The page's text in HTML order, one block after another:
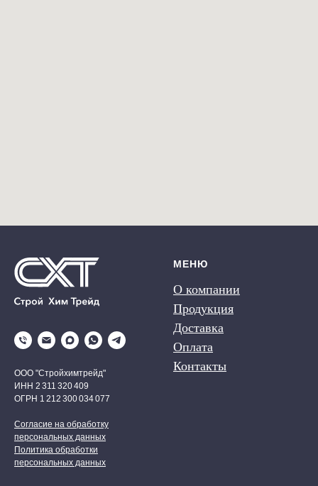
ООО "Стройхимтрейд"
ИНН 2 311 320 409
ОГРН 1 212 300 034 077
Согласие на обработку
персональных данных
Политика обработки
персональных данных
МЕНЮ
О компании
Продукция
Доставка
Оплата
Контакты